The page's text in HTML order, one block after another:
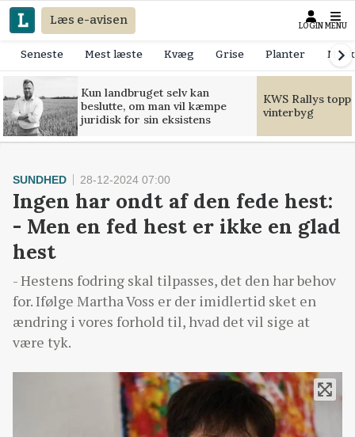
Læs e-avisen LOGIN MENU
Seneste Mest læste Kvæg Grise Planter
Kun landbruget selv kan
beslutte, om man vil kæmpe
juridisk for sin eksistens
KWS Rallys
vinterbyg
SUNDHED 28-12-2024 07:00
Ingen har ondt af den fede hest:
- Men en fed hest er ikke en glad
hest
- Hestens fodring skal tilpasses, det den har behov
for. Ifølge Martha Voss er der imidlertid sket en
ændring i vores forhold til, hvad det vil sige at
være tyk.